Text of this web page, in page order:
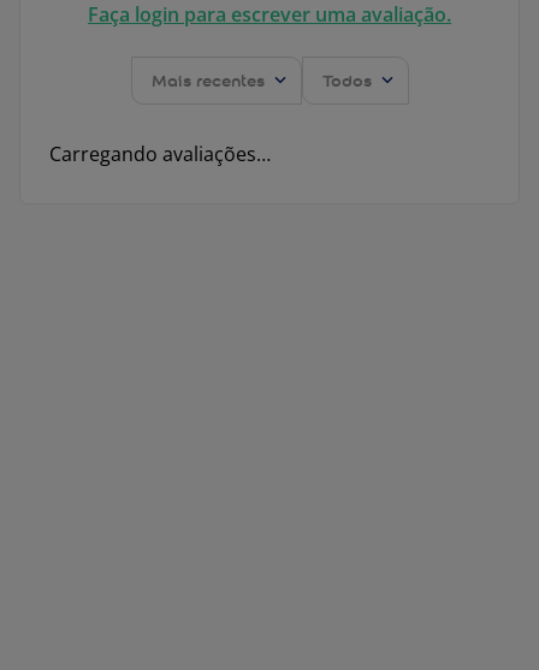
Faça login para escrever uma avaliação.
Mais recentes Todos
Carregando avaliações…